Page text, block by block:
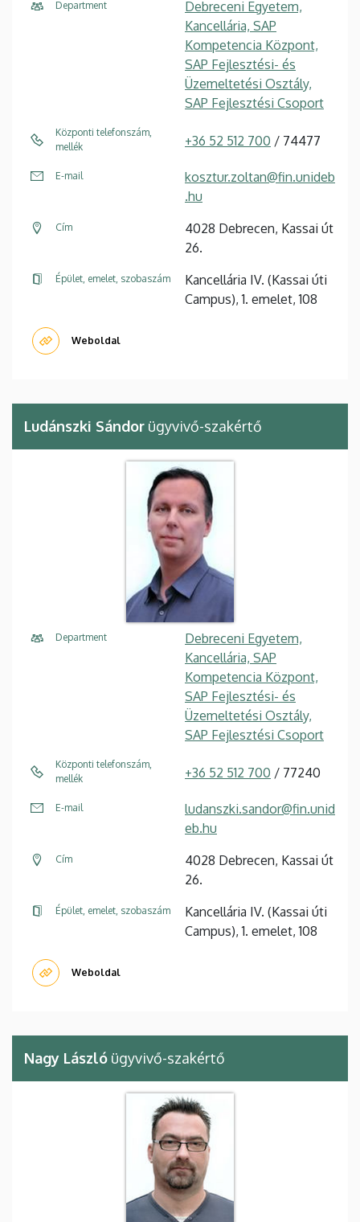
Department
Debreceni Egyetem,
Kancellária, SAP
Kompetencia Központ,
SAP Fejlesztési- és
Üzemeltetési Osztály,
SAP Fejlesztési Csoport
Központi telefonszám,
mellék
+36 52 512 700 / 74477
E-mail
kosztur.zoltan@fin.unideb
.hu
Cím
4028 Debrecen, Kassai út
26.
Épület, emelet, szobaszám
Kancellária IV. (Kassai úti
Campus), 1. emelet, 108
Weboldal
Ludánszki Sándor ügyvivő-szakértő
Department
Debreceni Egyetem,
Kancellária, SAP
Kompetencia Központ,
SAP Fejlesztési- és
Üzemeltetési Osztály,
SAP Fejlesztési Csoport
Központi telefonszám,
mellék
+36 52 512 700 / 77240
E-mail
ludanszki.sandor@fin.unid
eb.hu
Cím
4028 Debrecen, Kassai út
26.
Épület, emelet, szobaszám
Kancellária IV. (Kassai úti
Campus), 1. emelet, 108
Weboldal
Nagy László ügyvivő-szakértő